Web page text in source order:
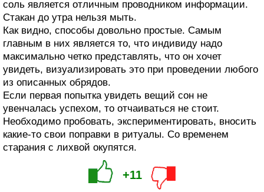
соль является отличным проводником информации.
Стакан до утра нельзя мыть.
Как видно, способы довольно простые. Самым
главным в них является то, что индивиду надо
максимально четко представлять, что он хочет
увидеть, визуализировать это при проведении любого
из описанных обрядов.
Если первая попытка увидеть вещий сон не
увенчалась успехом, то отчаиваться не стоит.
Необходимо пробовать, экспериментировать, вносить
какие-то свои поправки в ритуалы. Со временем
старания с лихвой окупятся.
+11